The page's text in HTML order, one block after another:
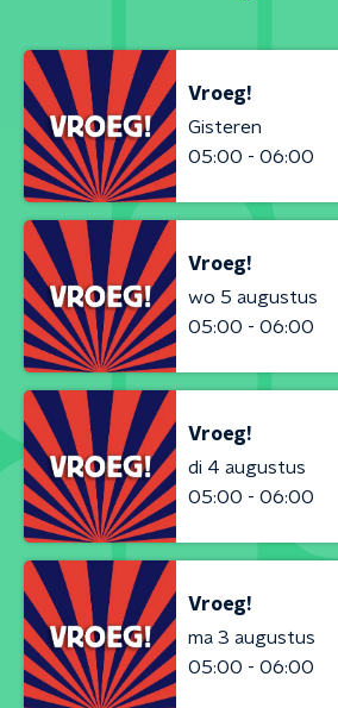
Vroeg!
Gisteren
05:00 - 06:00
Vroeg!
wo 5 augustus
05:00 - 06:00
Vroeg!
di 4 augustus
05:00 - 06:00
Vroeg!
ma 3 augustus
05:00 - 06:00